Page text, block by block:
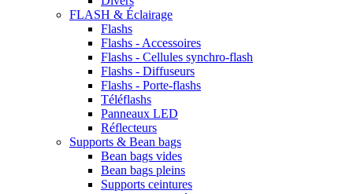
FLASH & Éclairage
Flashs
Flashs - Accessoires
Flashs - Cellules synchro-flash
Flashs - Diffuseurs
Flashs - Porte-flashs
Téléflashs
Panneaux LED
Réflecteurs
Supports & Bean bags
Bean bags vides
Bean bags pleins
Supports ceintures